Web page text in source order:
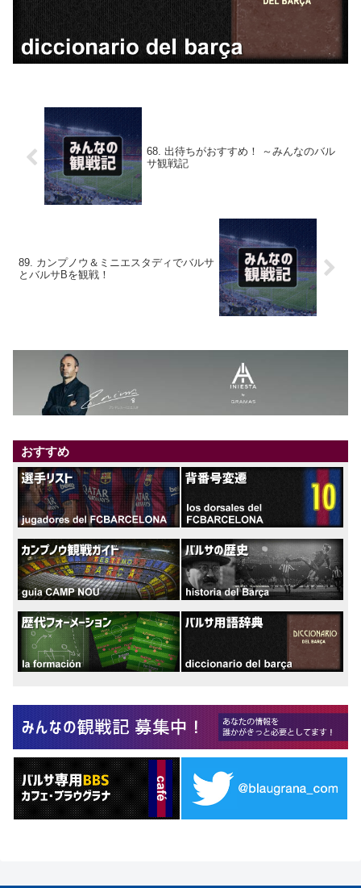
68. 出待ちがおすすめ！ ～みんなのバル
サ観戦記
89. カンプノウ＆ミニエスタディでバルサ
とバルサBを観戦！
おすすめ